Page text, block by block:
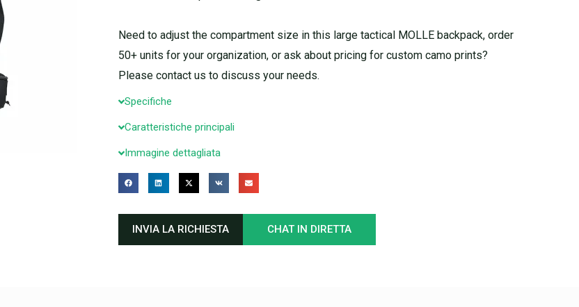
Need to adjust the compartment size in this large tactical MOLLE backpack, order
50+ units for your organization, or ask about pricing for custom camo prints?
Please contact us to discuss your needs.
Specifiche
Caratteristiche principali
Immagine dettagliata
INVIA LA RICHIESTA CHAT IN DIRETTA